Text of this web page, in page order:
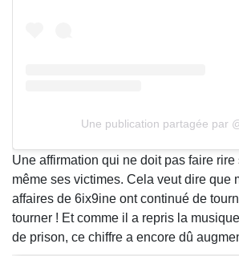
Une publication partagée par
Une affirmation qui ne doit pas faire
même ses victimes. Cela veut dire que
affaires de 6ix9ine ont continué de
tourner ! Et comme il a repris la
de prison, ce chiffre a encore dû